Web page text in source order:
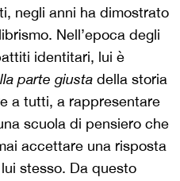
negli anni ha dimostrato
Nell’epoca degli
identitari, lui è
parte giusta della storia
a tutti, a rappresentare
scuola di pensiero che
accettare una risposta
stesso. Da questo